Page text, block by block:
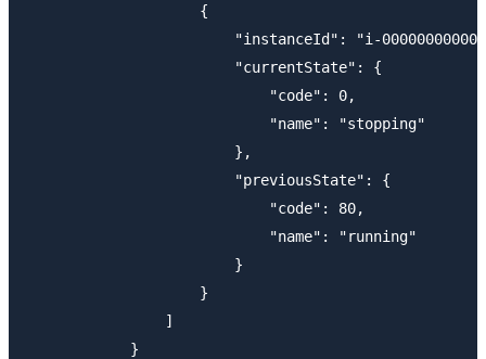
                    {
"instanceId": "i-
                        "currentState": {
                            "code": 0,
                            "name": "stopping"
                        },
                        "previousState": {
                            "code": 80,
                            "name": "running"
                        }
                    }
                ]
            }